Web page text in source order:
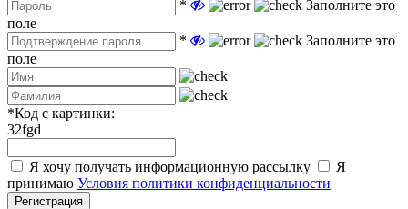
*
Заполните это
поле
*
Заполните это
поле
*Код с картинки:
32fgd
Я хочу получать информационную рассылку
Я
принимаю Условия политики конфиденциальности
Регистрация